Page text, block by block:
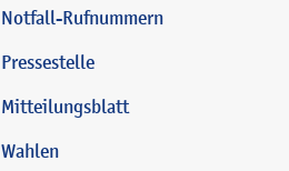
Notfall-Rufnummern
Pressestelle
Mitteilungsblatt
Wahlen